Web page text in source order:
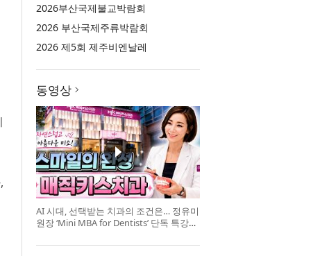
2026부산국제불교박람회
2026 부산국제주류박람회
2026 제5회 제주비엔날레
동영상
AI 시대, 선택받는 치과의 조건은… 정유미
원장 ‘Mini MBA for Dentists’ 단독 특강